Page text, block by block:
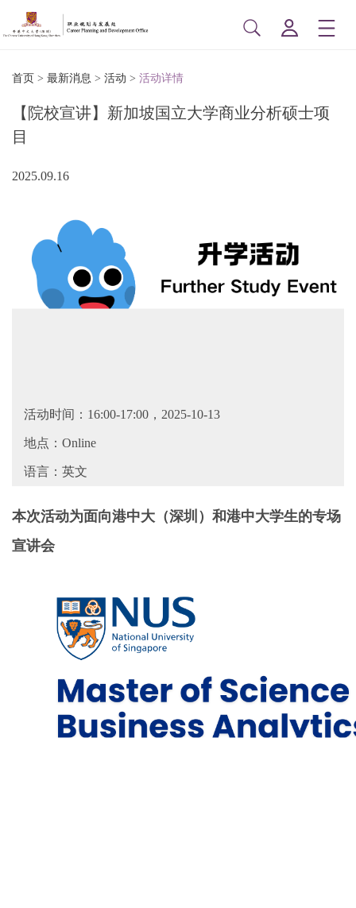
首页 > 最新消息 > 活动 > 活动详情
【院校宣讲】新加坡国立大学商业分析硕士项
目
2025.09.16
活动时间：16:00-17:00，2025-10-13
地点：Online
语言：英文
本次活动为面向港中大（深圳）和港中大学生的专场
宣讲会